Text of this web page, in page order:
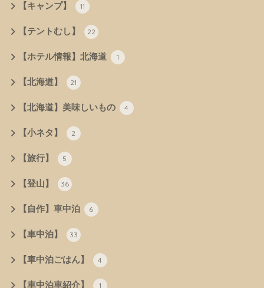
【キャンプ】 11
【テントむし】 22
【ホテル情報】北海道 1
【北海道】 21
【北海道】美味しいもの 4
【小ネタ】 2
【旅行】 5
【登山】 36
【自作】車中泊 6
【車中泊】 33
【車中泊ごはん】 4
【車中泊車紹介】 1